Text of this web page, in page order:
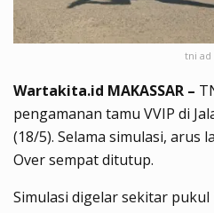
tni ad
Wartakita.id MAKASSAR –
pengamanan tamu VVIP di
(18/5). Selama simulasi, arus
Over sempat ditutup.
Simulasi digelar sekitar pukul